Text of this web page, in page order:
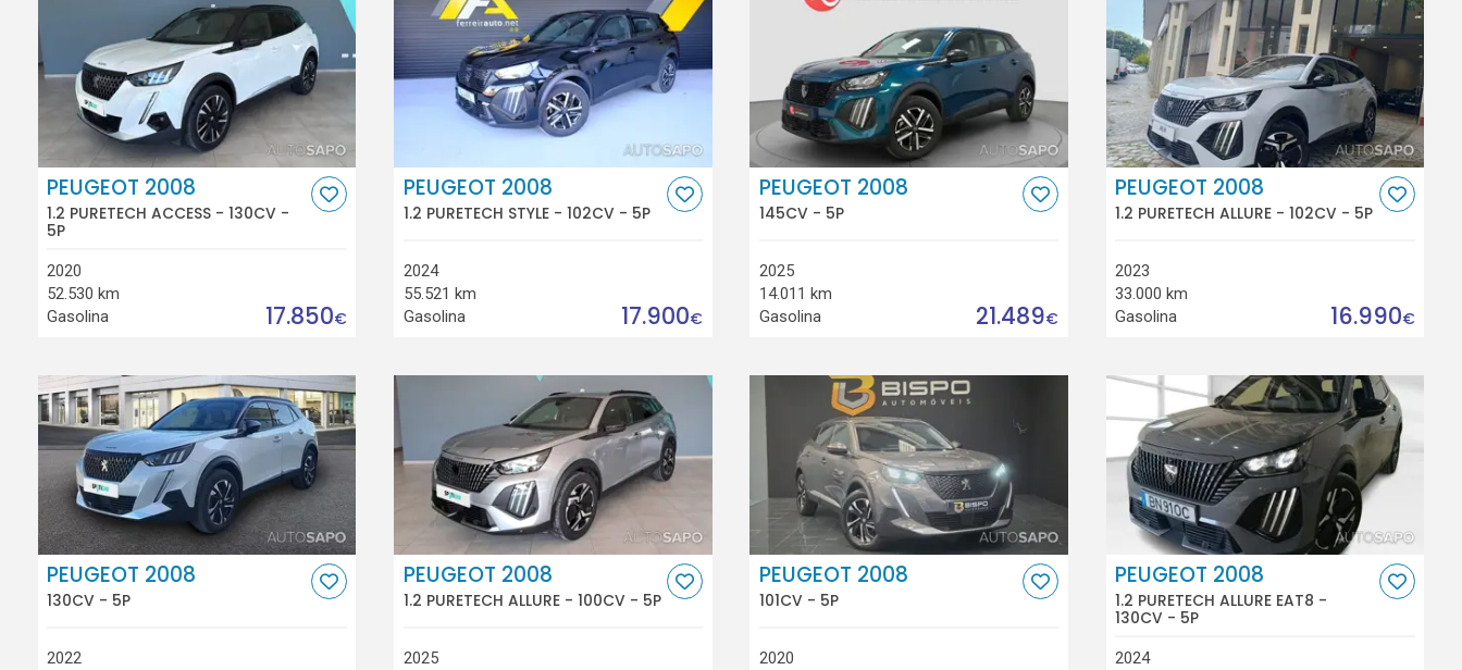
PEUGEOT 2008
1.2 PURETECH ACCESS - 130CV -
5P
2020
52.530 km
Gasolina
17.850€
PEUGEOT 2008
1.2 PURETECH STYLE - 102CV - 5P
2024
55.521 km
Gasolina
17.900€
PEUGEOT 2008
145CV - 5P
2025
14.011 km
Gasolina
21.489€
PEUGEOT 2008
1.2 PURETECH ALLURE - 102CV - 5P
2023
33.000 km
Gasolina
16.990€
PEUGEOT 2008
130CV - 5P
2022
PEUGEOT 2008
1.2 PURETECH ALLURE - 100CV - 5P
2025
PEUGEOT 2008
101CV - 5P
2020
PEUGEOT 2008
1.2 PURETECH ALLURE EAT8 -
130CV - 5P
2024